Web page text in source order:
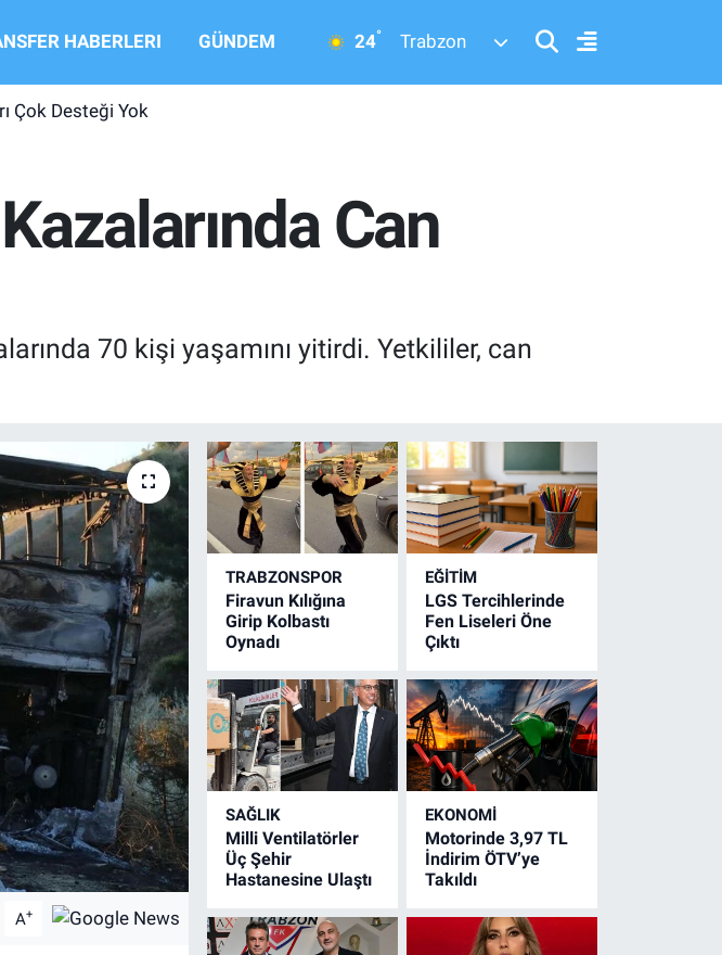
HABERLERI GÜNDEM 24° Trabzon
Can
70 kişi yaşamını yitirdi. Yetkililer, can
A+
TRABZONSPOR
Firavun Kılığına
Girip Kolbastı
Oynadı
EĞİTİM
LGS Tercihlerinde
Fen Liseleri Öne
Çıktı
SAĞLIK
Milli Ventilatörler
Üç Şehir
Hastanesine Ulaştı
EKONOMİ
Motorinde 3,97 TL
İndirim ÖTV’ye
Takıldı